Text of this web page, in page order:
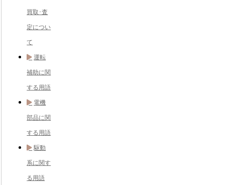
買取･査
定につい
て
運転
補助に関
する用語
電機
部品に関
する用語
駆動
系に関す
る用語